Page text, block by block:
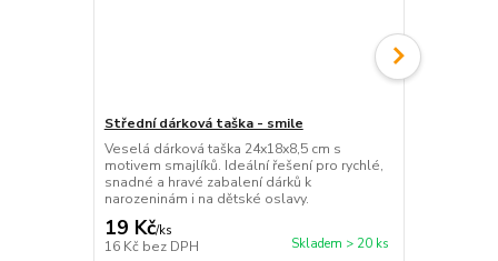
Střední dárková taška - smile
Veselá dárková taška 24x18x8,5 cm s
motivem smajlíků. Ideální řešení pro rychlé,
snadné a hravé zabalení dárků k
narozeninám i na dětské oslavy.
19 Kč/ks
16 Kč bez DPH Skladem > 20 ks